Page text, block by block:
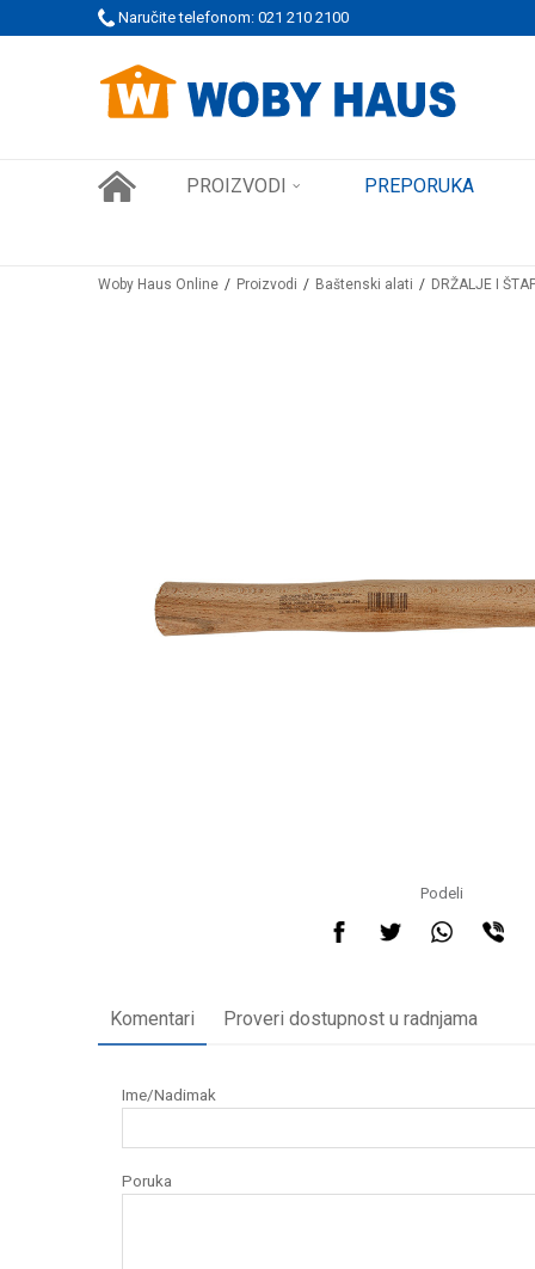
Naručite telefonom: 021 210 2100
WOBY KARTICA NAGRAĐUJE SVAKU KUPOVINU!
PROIZVODI PREPORUKA
Woby Haus Online Proizvodi Baštenski alati DRŽALJE I
Podeli
Komentari Proveri dostupnost u radnjama
Ime/Nadimak
Poruka